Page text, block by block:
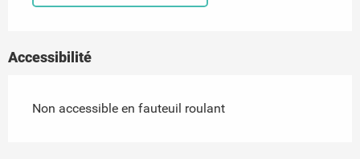
Accessibilité
Non accessible en fauteuil roulant